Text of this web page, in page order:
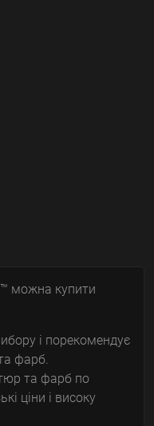
можна купити
і порекомендує
фарб.
та фарб по
ціни і високу